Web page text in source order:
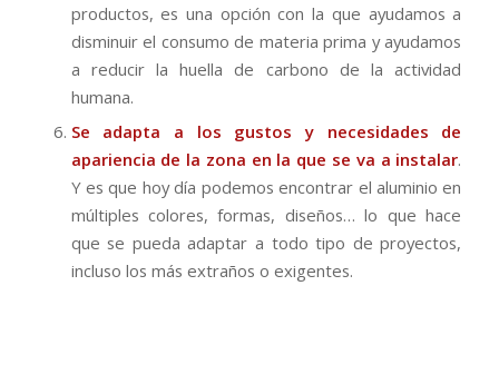
productos, es una opción con la que ayudamos a
disminuir el consumo de materia prima y ayudamos
a reducir la huella de carbono de la actividad
humana.
Se adapta a los gustos y necesidades de
apariencia de la zona en la que se va a instalar.
Y es que hoy día podemos encontrar el aluminio en
múltiples colores, formas, diseños… lo que hace
que se pueda adaptar a todo tipo de proyectos,
incluso los más extraños o exigentes.